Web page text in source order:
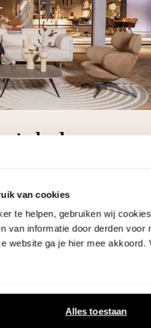
van cookies
te helpen, gebruiken wij
van informatie door derden voor
website ga je hier mee akkoord.
Alles toestaan
vtwonen
je huis' niet? We
de mooiste woon-,
nieuwste ontwerpen
en kleuren!